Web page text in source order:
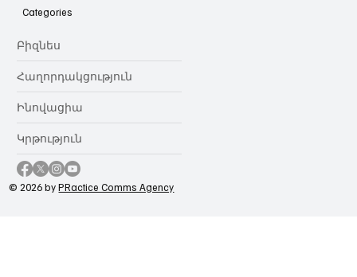
նվիրում որոշում
Categories
Բիզնես
Հաղորդակցություն
Ինովացիա
Կրթություն
© 2026 byPRactice Comms Agency